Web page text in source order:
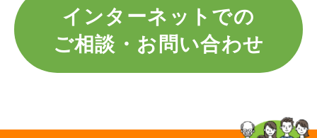
インターネットでの
ご相談・お問い合わせ